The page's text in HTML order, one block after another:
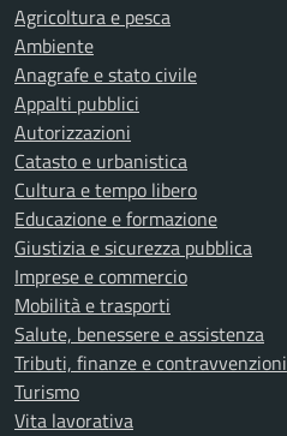
Agricoltura e pesca
Ambiente
Anagrafe e stato civile
Appalti pubblici
Autorizzazioni
Catasto e urbanistica
Cultura e tempo libero
Educazione e formazione
Giustizia e sicurezza pubblica
Imprese e commercio
Mobilità e trasporti
Salute, benessere e assistenza
Tributi, finanze e contravvenzioni
Turismo
Vita lavorativa